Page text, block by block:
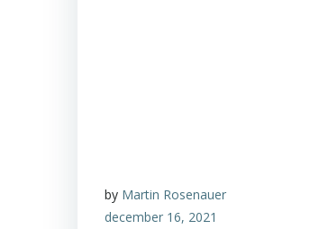
by Martin Rosenauer
december 16, 2021